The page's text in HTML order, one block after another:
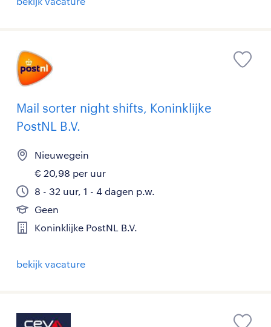
Mail sorter night shifts, Koninklijke
PostNL B.V.
Nieuwegein
€ 20,98 per uur
8 - 32 uur, 1 - 4 dagen p.w.
Geen
Koninklijke PostNL B.V.
bekijk vacature